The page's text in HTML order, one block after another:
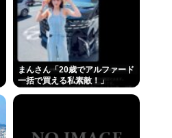
まんさん「20歳でアルファード
一括で買える私素敵！」